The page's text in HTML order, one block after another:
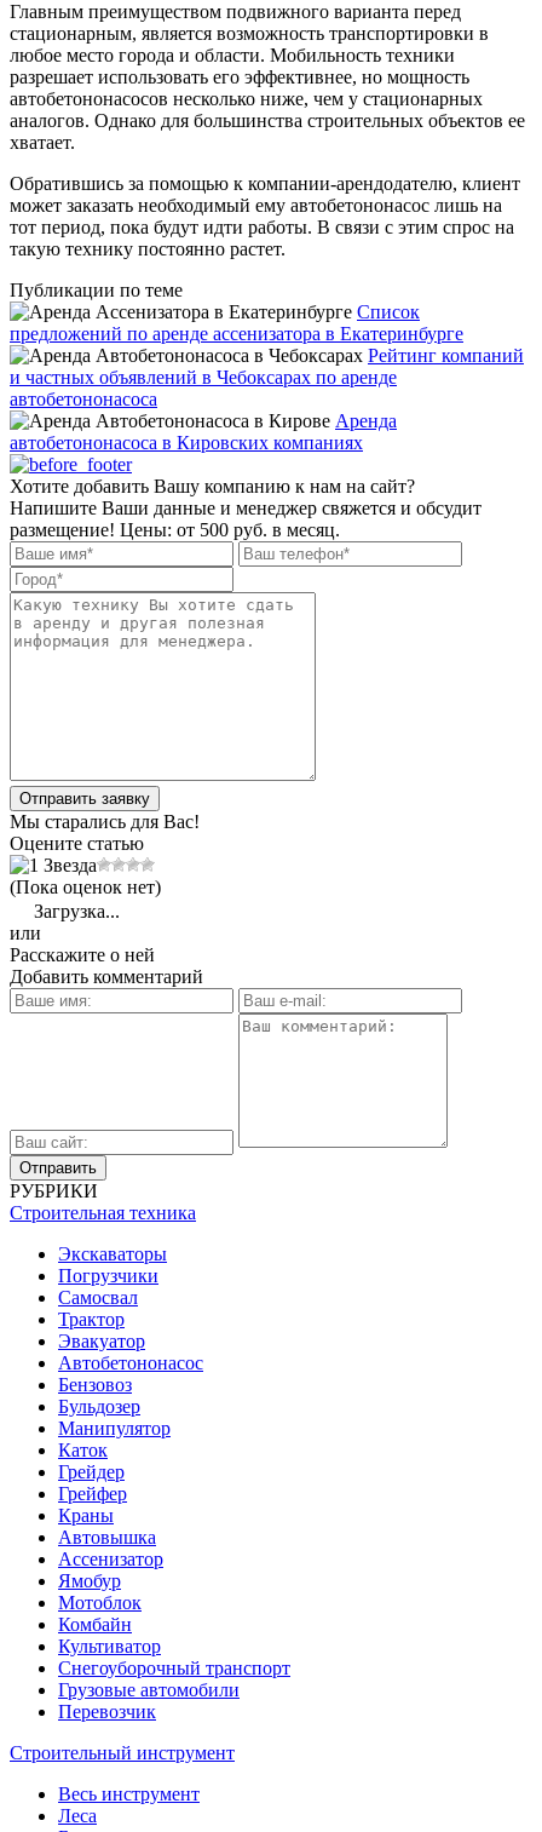
Главным преимуществом подвижного варианта перед
стационарным, является возможность транспортировки в
любое место города и области. Мобильность техники
разрешает использовать его эффективнее, но мощность
автобетононасосов несколько ниже, чем у стационарных
аналогов. Однако для большинства строительных объектов ее
хватает.
Обратившись за помощью к компании-арендодателю, клиент
может заказать необходимый ему автобетононасос лишь на
тот период, пока будут идти работы. В связи с этим спрос на
такую технику постоянно растет.
Публикации по теме
Список
предложений по аренде ассенизатора в Екатеринбурге
Рейтинг компаний
и частных объявлений в Чебоксарах по аренде
автобетононасоса
Аренда
автобетононасоса в Кировских компаниях
Хотите добавить Вашу компанию к нам на сайт?
Напишите Ваши данные и менеджер свяжется и обсудит
размещение! Цены: от 500 руб. в месяц.
Отправить заявку
Мы старались для Вас!
Оцените статью
(Пока оценок нет)
Загрузка...
или
Расскажите о ней
Добавить комментарий
РУБРИКИ
Строительная техника
Экскаваторы
Погрузчики
Самосвал
Трактор
Эвакуатор
Автобетононасос
Бензовоз
Бульдозер
Манипулятор
Каток
Грейдер
Грейфер
Краны
Автовышка
Ассенизатор
Ямобур
Мотоблок
Комбайн
Культиватор
Снегоуборочный транспорт
Грузовые автомобили
Перевозчик
Строительный инструмент
Весь инструмент
Леса